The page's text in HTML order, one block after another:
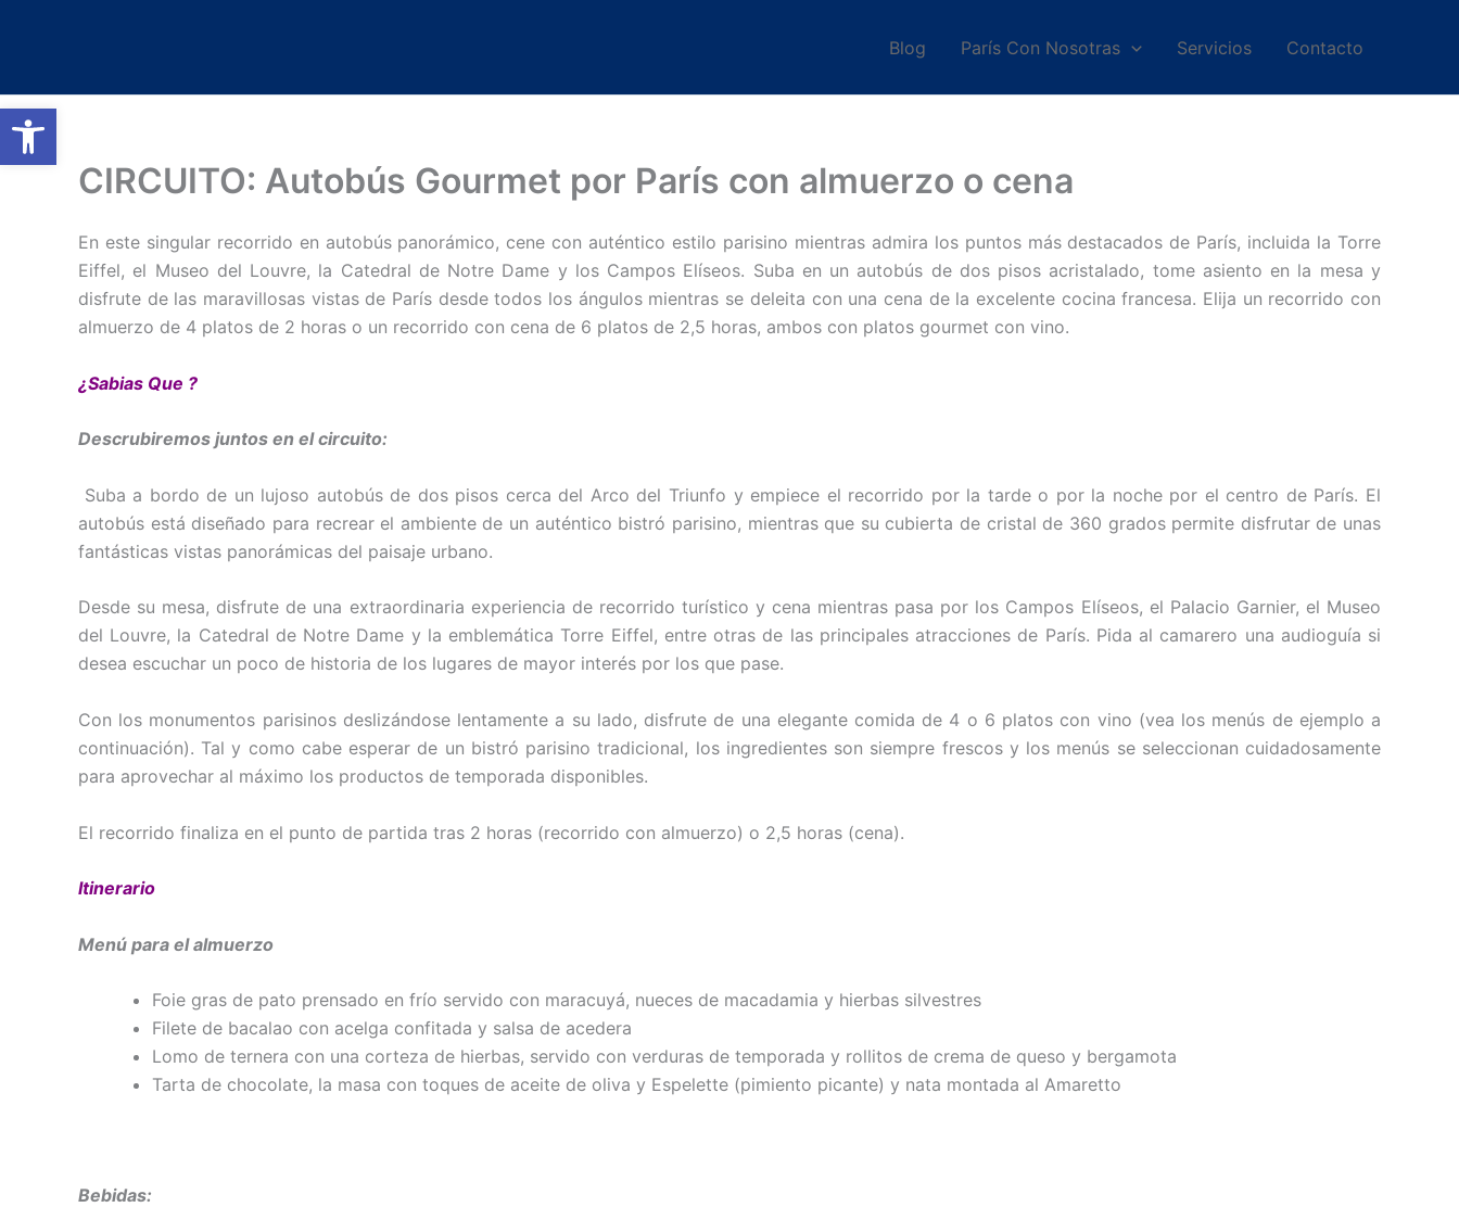
Abrir barra de herramientas
Blog París Con Nosotras Servicios Contacto
CIRCUITO: Autobús Gourmet por París con almuerzo o cena
En este singular recorrido en autobús panorámico, cene con auténtico estilo parisino mientras admira los puntos más destacados de París, incluida la Torre
Eiffel, el Museo del Louvre, la Catedral de Notre Dame y los Campos Elíseos. Suba en un autobús de dos pisos acristalado, tome asiento en la mesa y
disfrute de las maravillosas vistas de París desde todos los ángulos mientras se deleita con una cena de la excelente cocina francesa. Elija un recorrido con
almuerzo de 4 platos de 2 horas o un recorrido con cena de 6 platos de 2,5 horas, ambos con platos gourmet con vino.
¿Sabias Que ?
Descrubiremos juntos en el circuito:
Suba a bordo de un lujoso autobús de dos pisos cerca del Arco del Triunfo y empiece el recorrido por la tarde o por la noche por el centro de París. El
autobús está diseñado para recrear el ambiente de un auténtico bistró parisino, mientras que su cubierta de cristal de 360 grados permite disfrutar de unas
fantásticas vistas panorámicas del paisaje urbano.
Desde su mesa, disfrute de una extraordinaria experiencia de recorrido turístico y cena mientras pasa por los Campos Elíseos, el Palacio Garnier, el Museo
del Louvre, la Catedral de Notre Dame y la emblemática Torre Eiffel, entre otras de las principales atracciones de París. Pida al camarero una audioguía si
desea escuchar un poco de historia de los lugares de mayor interés por los que pase.
Con los monumentos parisinos deslizándose lentamente a su lado, disfrute de una elegante comida de 4 o 6 platos con vino (vea los menús de ejemplo a
continuación). Tal y como cabe esperar de un bistró parisino tradicional, los ingredientes son siempre frescos y los menús se seleccionan cuidadosamente
para aprovechar al máximo los productos de temporada disponibles.
El recorrido finaliza en el punto de partida tras 2 horas (recorrido con almuerzo) o 2,5 horas (cena).
Itinerario
Menú para el almuerzo
Foie gras de pato prensado en frío servido con maracuyá, nueces de macadamia y hierbas silvestres
Filete de bacalao con acelga confitada y salsa de acedera
Lomo de ternera con una corteza de hierbas, servido con verduras de temporada y rollitos de crema de queso y bergamota
Tarta de chocolate, la masa con toques de aceite de oliva y Espelette (pimiento picante) y nata montada al Amaretto
Bebidas: